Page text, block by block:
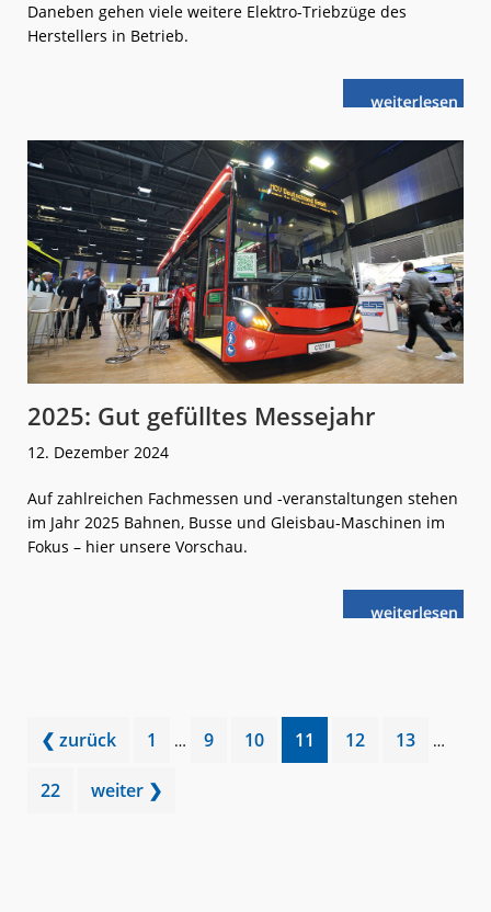
Daneben gehen viele weitere Elektro-Triebzüge des
Herstellers in Betrieb.
weiterlese
nFahrplan
Siemens-
Züge
im
2025: Gut gefülltes Messejahr
12. Dezember 2024
Auf zahlreichen Fachmessen und -veranstaltungen stehen
im Jahr 2025 Bahnen, Busse und Gleisbau-Maschinen im
Fokus – hier unsere Vorschau.
weiterlese
n2025:
❮ zurück
Go
page
1
pages
…
Go
9
Go
10
Go
to
11
Go
12
Go
13
pages
…
Go
22 weiter ❯